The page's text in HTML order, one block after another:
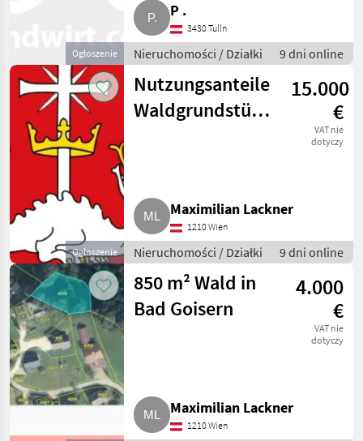
Ogłoszenie
P .
3430 Tulln
Nieruchomości / Działki 9 dni online
Ogłoszenie
Nutzungsanteile
Waldgrundstücke
15.000
€
VAT nie
dotyczy
Maximilian Lackner
1210 Wien
Nieruchomości / Działki 9 dni online
850 m² Wald in
Bad Goisern
4.000
€
VAT nie
dotyczy
Maximilian Lackner
1210 Wien